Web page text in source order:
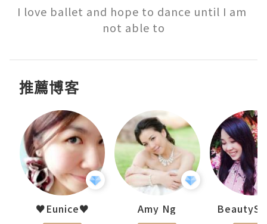
I love ballet and hope to dance until I am
not able to
推薦博客
♥Eunice♥ Amy Ng